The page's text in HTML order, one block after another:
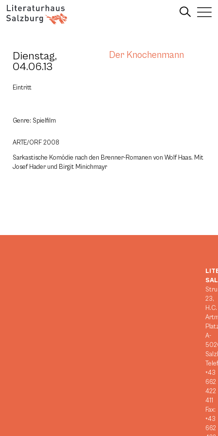
Dienstag,
04.06.13
Der Knochenmann
Eintritt
Genre: Spielfilm
ARTE/ORF 2008
Sarkastische Komödie nach den Brenner-Romanen von Wolf Haas. Mit
Josef Hader und Birgit Minichmayr
23,
H.C.
A-
+43
662
422
411
Fax:
+43
662